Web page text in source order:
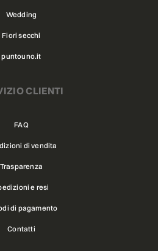
Wedding
Fiori secchi
puntouno.it
CLIENTI
FAQ
di vendita
Trasparenza
e resi
di pagamento
Contatti